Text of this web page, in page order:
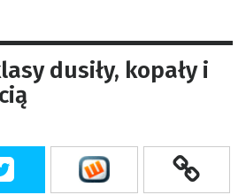
dusiły, kopały i